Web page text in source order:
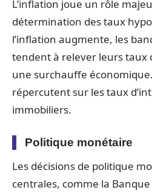
L’inflation joue un rôle
détermination des taux
l’inflation augmente, les
tendent à relever leurs taux
une surchauffe
répercutent sur les taux
immobiliers.
Politique monétaire
Les décisions de politique
centrales, comme la